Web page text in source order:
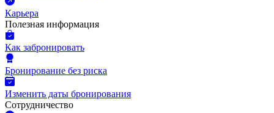
Карьера
Полезная информация
Как забронировать
Бронирование без риска
Изменить даты бронирования
Сотрудничество